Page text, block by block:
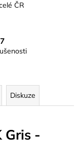
ČR
Diskuze
Gris -